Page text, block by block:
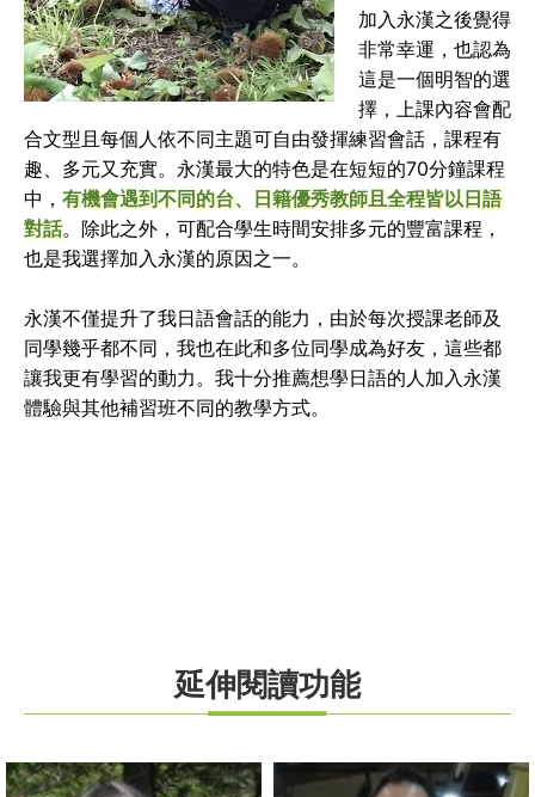
加入永漢之後覺得
非常幸運，也認為
這是一個明智的選
擇，上課內容會配
合文型且每個人依不同主題可自由發揮練習會話，課程有
趣、多元又充實。永漢最大的特色是在短短的70分鐘課程
中， 有機會遇到不同的台、日籍優秀教師且全程皆以日語
對話。除此之外，可配合學生時間安排多元的豐富課程，
也是我選擇加入永漢的原因之一。
永漢不僅提升了我日語會話的能力，由於每次授課老師及
同學幾乎都不同，我也在此和多位同學成為好友，這些都
讓我更有學習的動力。我十分推薦想學日語的人加入永漢
體驗與其他補習班不同的教學方式。
延伸閱讀功能